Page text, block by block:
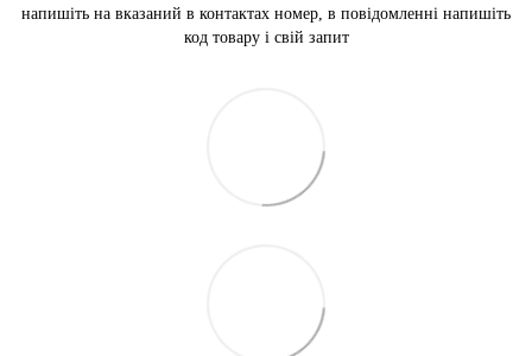
напишіть на вказаний в контактах номер, в повідомленні напишіть
код товару і свій запит